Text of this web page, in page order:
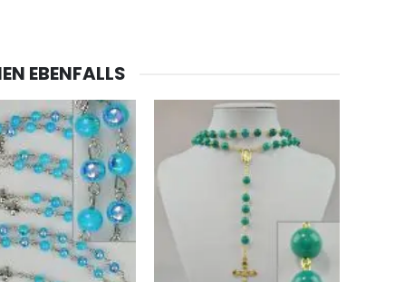
-20%
€24.90 €19.92
EBENFALLS